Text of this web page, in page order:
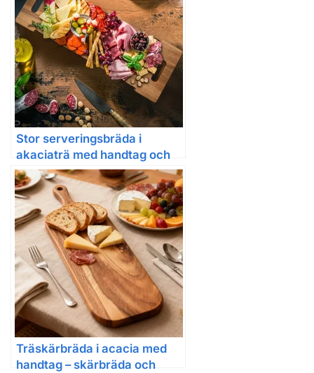
Stor serveringsbräda i
akaciaträ med handtag och
fällbara ben
Träskärbräda i acacia med
handtag – skärbräda och